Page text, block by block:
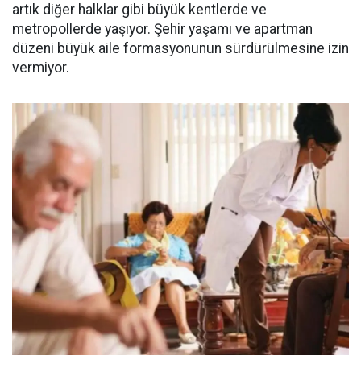
artık diğer halklar gibi büyük kentlerde ve
metropollerde yaşıyor. Şehir yaşamı ve apartman
düzeni büyük aile formasyonunun sürdürülmesine izin
vermiyor.